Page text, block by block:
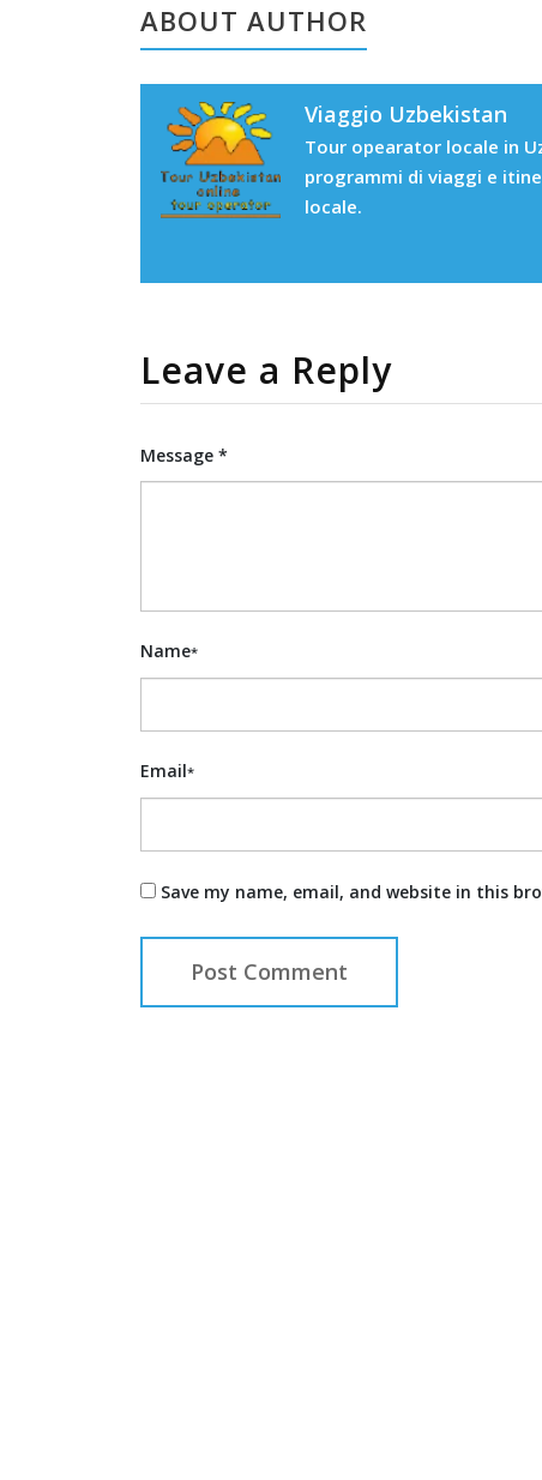
ABOUT AUTHOR
Viaggio Uzbekistan
Tour opearator locale in
programmi di viaggi e
locale.
Leave a Reply
Message *
Name*
Email*
Save my name, email, and website in this